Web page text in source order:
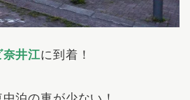
奈井江に到着！